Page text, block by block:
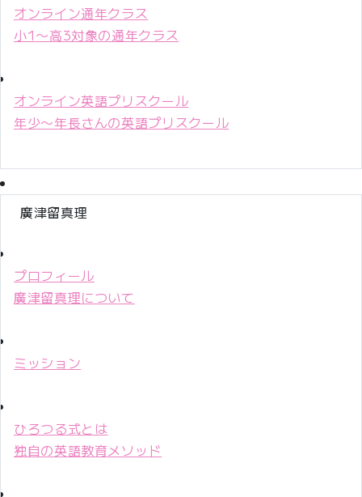
オンライン通年クラス
小1〜高3対象の通年クラス
オンライン英語プリスクール
年少〜年長さんの英語プリスクール
廣津留真理
プロフィール
廣津留真理について
ミッション
ひろつる式とは
独自の英語教育メソッド